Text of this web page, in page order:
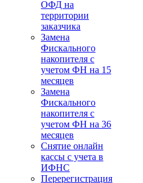
ОФД на
территории
заказчика
Замена
Фискального
накопителя с
учетом ФН на 15
месяцев
Замена
Фискального
накопителя с
учетом ФН на 36
месяцев
Снятие онлайн
кассы с учета в
ИФНС
Перерегистрация